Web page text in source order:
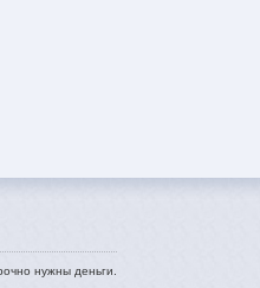
нужны деньги.